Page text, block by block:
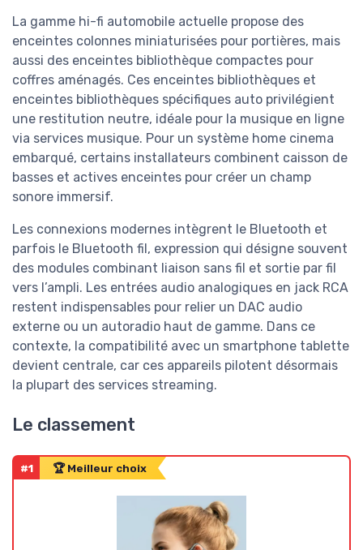
La gamme hi-fi automobile actuelle propose des
enceintes colonnes miniaturisées pour portières, mais
aussi des enceintes bibliothèque compactes pour
coffres aménagés. Ces enceintes bibliothèques et
enceintes bibliothèques spécifiques auto privilégient
une restitution neutre, idéale pour la musique en ligne
via services musique. Pour un système home cinema
embarqué, certains installateurs combinent caisson de
basses et actives enceintes pour créer un champ
sonore immersif.
Les connexions modernes intègrent le Bluetooth et
parfois le Bluetooth fil, expression qui désigne souvent
des modules combinant liaison sans fil et sortie par fil
vers l’ampli. Les entrées audio analogiques en jack RCA
restent indispensables pour relier un DAC audio
externe ou un autoradio haut de gamme. Dans ce
contexte, la compatibilité avec un smartphone tablette
devient centrale, car ces appareils pilotent désormais
la plupart des services streaming.
Le classement
#1 🏆 Meilleur choix